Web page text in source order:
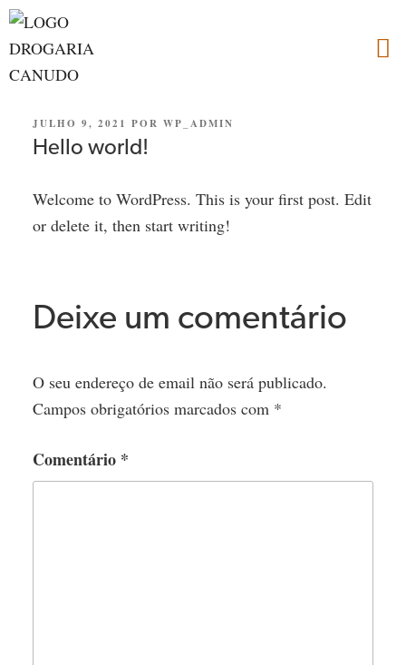
JULHO 9, 2021 POR WP_ADMIN
Hello world!
Welcome to WordPress. This is your first post. Edit
or delete it, then start writing!
Deixe um comentário
O seu endereço de email não será publicado.
Campos obrigatórios marcados com *
Comentário *